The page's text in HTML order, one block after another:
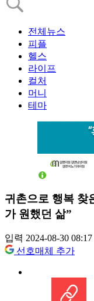
전체뉴스
피플
헬스
라이프
컬처
머니
테마
귀촌으로 행복 찾
가 원했던 삶”
입력 2024-08-30 08:17
선호매체 추가